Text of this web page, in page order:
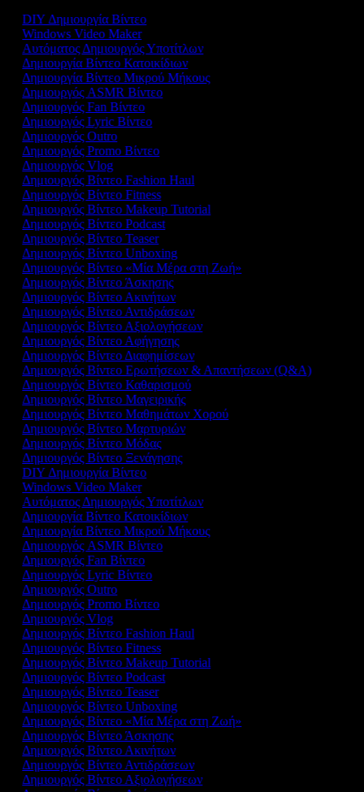
DIY Δημιουργία Βίντεο
Windows Video Maker
Αυτόματος Δημιουργός Υποτίτλων
Δημιουργία Βίντεο Κατοικίδιων
Δημιουργία Βίντεο Μικρού Μήκους
Δημιουργός ASMR Βίντεο
Δημιουργός Fan Βίντεο
Δημιουργός Lyric Βίντεο
Δημιουργός Outro
Δημιουργός Promo Βίντεο
Δημιουργός Vlog
Δημιουργός Βίντεο Fashion Haul
Δημιουργός Βίντεο Fitness
Δημιουργός Βίντεο Makeup Tutorial
Δημιουργός Βίντεο Podcast
Δημιουργός Βίντεο Teaser
Δημιουργός Βίντεο Unboxing
Δημιουργός Βίντεο «Μία Μέρα στη Ζωή»
Δημιουργός Βίντεο Άσκησης
Δημιουργός Βίντεο Ακινήτων
Δημιουργός Βίντεο Αντιδράσεων
Δημιουργός Βίντεο Αξιολογήσεων
Δημιουργός Βίντεο Αφήγησης
Δημιουργός Βίντεο Διαφημίσεων
Δημιουργός Βίντεο Ερωτήσεων & Απαντήσεων (Q&A)
Δημιουργός Βίντεο Καθαρισμού
Δημιουργός Βίντεο Μαγειρικής
Δημιουργός Βίντεο Μαθημάτων Χορού
Δημιουργός Βίντεο Μαρτυριών
Δημιουργός Βίντεο Μόδας
Δημιουργός Βίντεο Ξενάγησης
DIY Δημιουργία Βίντεο
Windows Video Maker
Αυτόματος Δημιουργός Υποτίτλων
Δημιουργία Βίντεο Κατοικίδιων
Δημιουργία Βίντεο Μικρού Μήκους
Δημιουργός ASMR Βίντεο
Δημιουργός Fan Βίντεο
Δημιουργός Lyric Βίντεο
Δημιουργός Outro
Δημιουργός Promo Βίντεο
Δημιουργός Vlog
Δημιουργός Βίντεο Fashion Haul
Δημιουργός Βίντεο Fitness
Δημιουργός Βίντεο Makeup Tutorial
Δημιουργός Βίντεο Podcast
Δημιουργός Βίντεο Teaser
Δημιουργός Βίντεο Unboxing
Δημιουργός Βίντεο «Μία Μέρα στη Ζωή»
Δημιουργός Βίντεο Άσκησης
Δημιουργός Βίντεο Ακινήτων
Δημιουργός Βίντεο Αντιδράσεων
Δημιουργός Βίντεο Αξιολογήσεων